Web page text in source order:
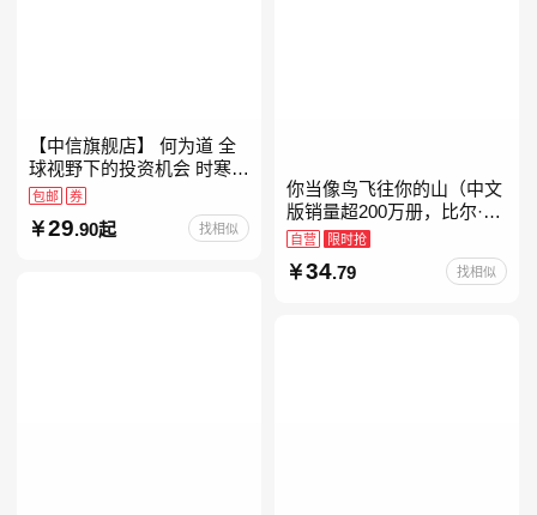
【中信旗舰店】 何为道 全
球视野下的投资机会 时寒冰
大道 段永平投资问答录穷查
理宝典 红利指数基金指南芒
格之道 纳瓦尔
包邮 券
29.90起 找相似
你当像鸟飞往你的山（中文
版销量超200万册，比尔·盖
茨年度特别推荐！登顶《纽
约时报》畅销榜80+周，这
本书比你听说的还要
自营 限时抢
34.79 找相似